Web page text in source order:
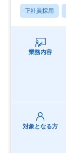
正社員採用
業務内容
対象となる方